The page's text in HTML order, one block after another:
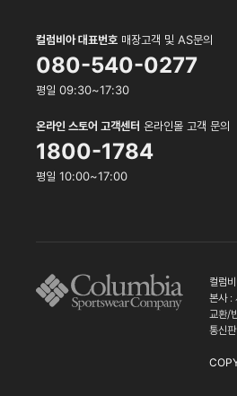
컬럼비아 대표번호 매장고객 및 AS문의
080-540-0277
평일 09:30~17:30
온라인 스토어 고객센터 온라인몰 고객 문의
1800-1784
평일 10:00~17:00
컬럼
본사 :
교환/
통신